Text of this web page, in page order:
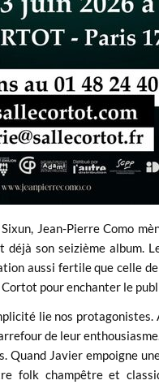
Jean-Pierre Como
déjà son seizième album.
aussi fertile que celle
pour enchanter le
lie nos protagonistes.
de leur
Quand Javier empoigne
folk champêtre et